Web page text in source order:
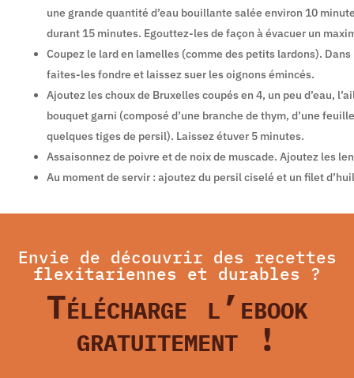
une grande quantité d’eau bouillante salée environ 10
durant 15 minutes. Egouttez-les de façon à évacuer un
Coupez le lard en lamelles (comme des petits lardons).
faites-les fondre et laissez suer les oignons émincés.
Ajoutez les choux de Bruxelles coupés en 4, un peu d’eau,
bouquet garni (composé d’une branche de thym, d’une
quelques tiges de persil). Laissez étuver 5 minutes.
Assaisonnez de poivre et de noix de muscade. Ajoutez les
Au moment de servir : ajoutez du persil ciselé et un filet
Envie de découvrir des recettes
flexitariennes et durables ?
Télécharge l’ebook
gratuitement !